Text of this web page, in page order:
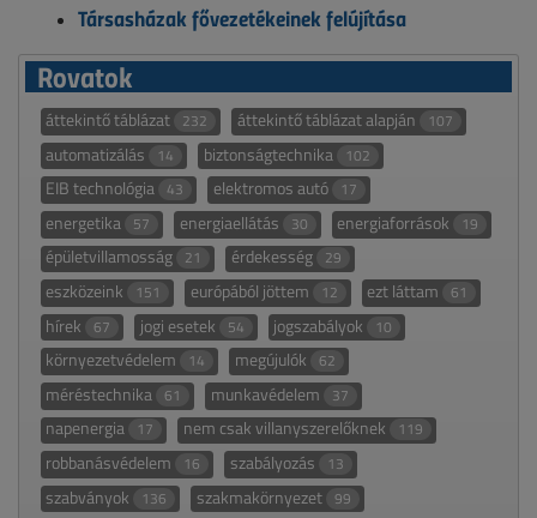
Társasházak fővezetékeinek felújítása
Rovatok
áttekintő táblázat 232 áttekintő táblázat alapján 107
automatizálás 14 biztonságtechnika 102
EIB technológia 43 elektromos autó 17
energetika 57 energiaellátás 30 energiaforrások 19
épületvillamosság 21 érdekesség 29
eszközeink 151 európából jöttem 12 ezt láttam 61
hírek 67 jogi esetek 54 jogszabályok 10
környezetvédelem 14 megújulók 62
méréstechnika 61 munkavédelem 37
napenergia 17 nem csak villanyszerelőknek 119
robbanásvédelem 16 szabályozás 13
szabványok 136 szakmakörnyezet 99